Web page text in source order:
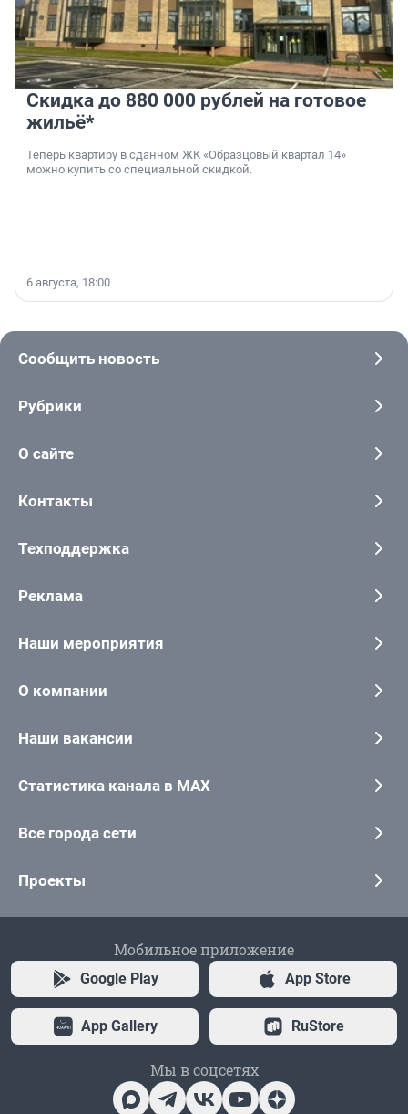
Скидка до 880 000 рублей на готовое
жильё*
Теперь квартиру в сданном ЖК «Образцовый квартал 14»
можно купить со специальной скидкой.
6 августа, 18:00
Сообщить новость
Рубрики
О сайте
Контакты
Техподдержка
Реклама
Наши мероприятия
О компании
Наши вакансии
Статистика канала в MAX
Все города сети
Проекты
Мобильное приложение
Google Play App Store
App Gallery RuStore
Мы в соцсетях